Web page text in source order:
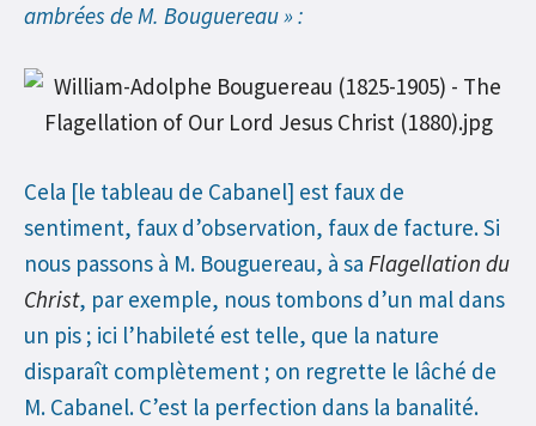
ambrées de M. Bouguereau » :
Cela [le tableau de Cabanel] est faux de
sentiment, faux d’observation, faux de facture. Si
nous passons à M. Bouguereau, à sa Flagellation du
Christ, par exemple, nous tombons d’un mal dans
un pis ; ici l’habileté est telle, que la nature
disparaît complètement ; on regrette le lâché de
M. Cabanel. C’est la perfection dans la banalité.